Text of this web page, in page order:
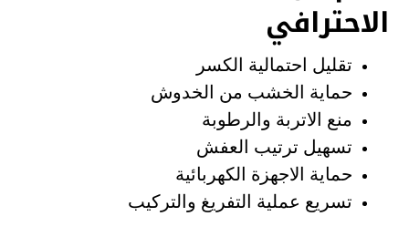
الاحترافي
تقليل احتمالية الكسر
حماية الخشب من الخدوش
منع الاتربة والرطوبة
تسهيل ترتيب العفش
حماية الاجهزة الكهربائية
تسريع عملية التفريغ والتركيب